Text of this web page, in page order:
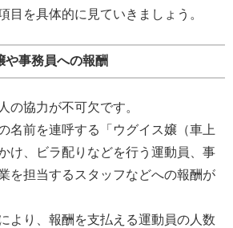
目を具体的に見ていきましょう。
や事務員への報酬
の協力が不可欠です。
名前を連呼する「ウグイス嬢（車上
け、ビラ配りなどを行う運動員、事
を担当するスタッフなどへの報酬が
より、報酬を支払える運動員の人数